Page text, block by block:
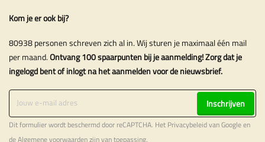
Kom je er ook bij?
80938 personen schreven zich al in. Wij sturen je maximaal één mail
per maand.Ontvang 100 spaarpunten bij je aanmelding! Zorg dat je
ingelogd bent of inlogt na het aanmelden voor de nieuwsbrief.
Inschrijven
Dit formulier wordt beschermd door reCAPTCHA. Het Privacybeleidvan Google en
deAlgemene voorwaardenzijn van toepassing.